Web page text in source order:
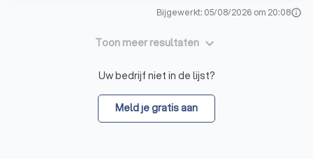
Bijgewerkt: 05/08/2026 om 20:08info
Toon meer resultaten keyboard_arrow_down
Uw bedrijf niet in de lijst?
Meld je gratis aan